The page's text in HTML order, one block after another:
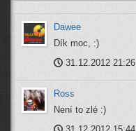
Dawee
Dík moc, :)
31.12.2012 21:26
Ross
Není to zlé :)